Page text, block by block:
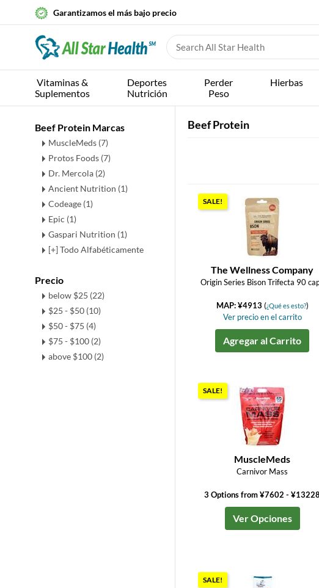
Garantizamos el más bajo precio
Vitaminas &
Suplementos
Deportes
Nutrición
Perder
Peso
Hierbas
Beef Protein Marcas
MuscleMeds (7)
Protos Foods (7)
Dr. Mercola (2)
Ancient Nutrition (1)
Codeage (1)
Epic (1)
Gaspari Nutrition (1)
[+] Todo Alfabéticamente
Precio
below $25 (22)
$25 - $50 (10)
$50 - $75 (4)
$75 - $100 (2)
above $100 (2)
Beef Protein
SALE!
The Wellness Company
Origin Series Bison Trifecta 90
MAP: ¥4913 (¿Qué es esto?)
Ver precio en el carrito
Agregar al Carrito
SALE!
MuscleMeds
Carnivor Mass
3 Options from ¥7602 - ¥13228
Ver Opciones
SALE!